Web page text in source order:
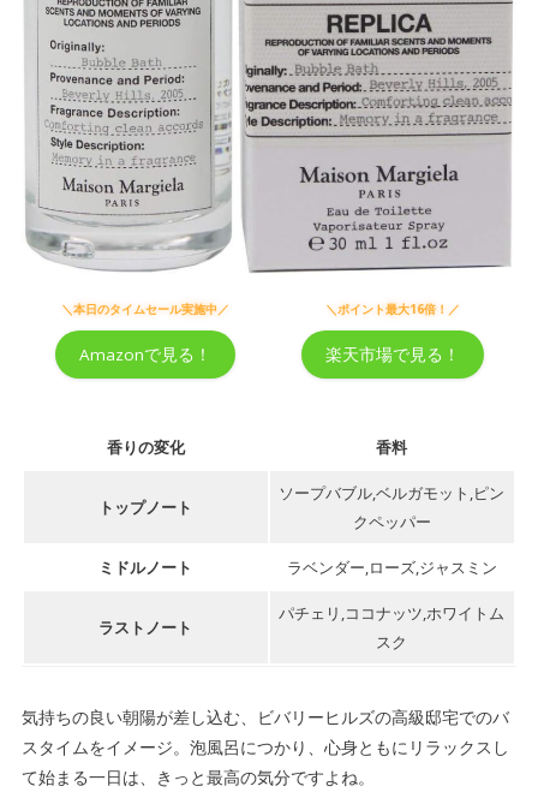
5.5| マルジェラREPLICAを集めるならカラリア！
6.6| まとめ：どちらも清潔感のある魅力的なサボン
香水
＼本日のタイムセール実施中／
Amazonで見る！
＼ポイント最大16倍！／
楽天市場で見る！
香りの変化 香料
トップノート
ソープバブル,ベルガモット,ピン
クペッパー
ミドルノート ラベンダー,ローズ,ジャスミン
ラストノート
パチェリ,ココナッツ,ホワイトム
スク
気持ちの良い朝陽が差し込む、 ビバリーヒルズの高級邸宅でのバ
スタイムをイメージ。泡風呂につかり、心身ともにリラックスし
て始まる一日は、きっと最高の気分ですよね。